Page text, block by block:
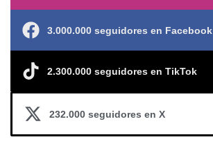
3.000.000 seguidores en Facebook
2.300.000 seguidores en TikTok
232.000 seguidores en X